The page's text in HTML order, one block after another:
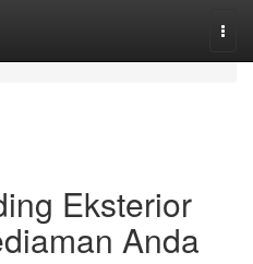
Eksterior
Anda